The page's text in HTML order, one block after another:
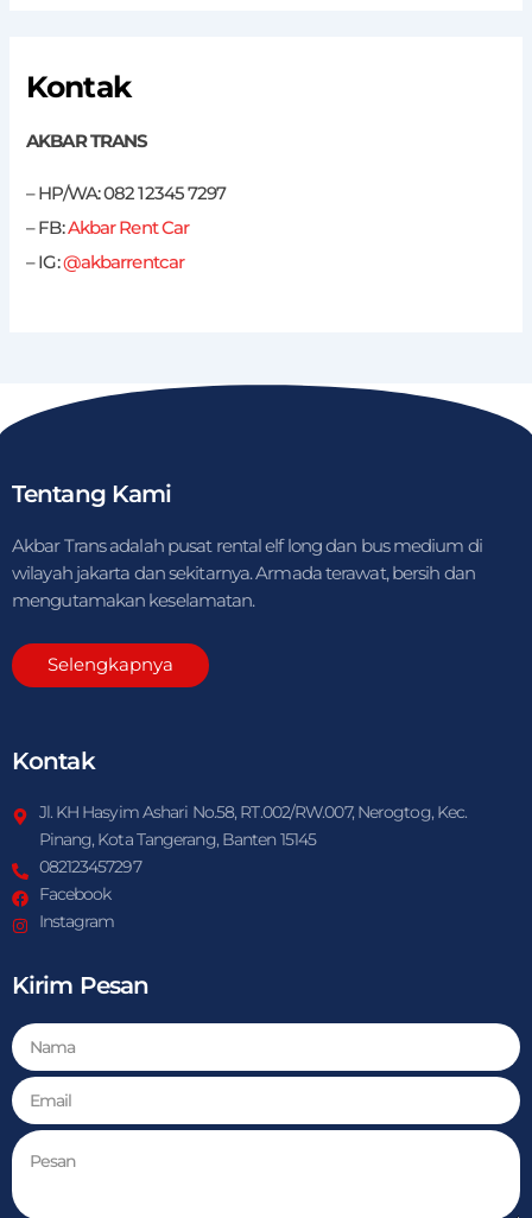
Kontak
AKBAR TRANS
– HP/WA: 082 12345 7297
– FB:Akbar Rent Car
– IG:@akbarrentcar
Tentang Kami
Akbar Trans adalah pusat rental elf long dan bus medium di
wilayah jakarta dan sekitarnya. Armada terawat, bersih dan
mengutamakan keselamatan.
Selengkapnya
Kontak
Jl. KH Hasyim Ashari No.58, RT.002/RW.007, Nerogtog, Kec.
Pinang, Kota Tangerang, Banten 15145
082123457297
Facebook
Instagram
Kirim Pesan